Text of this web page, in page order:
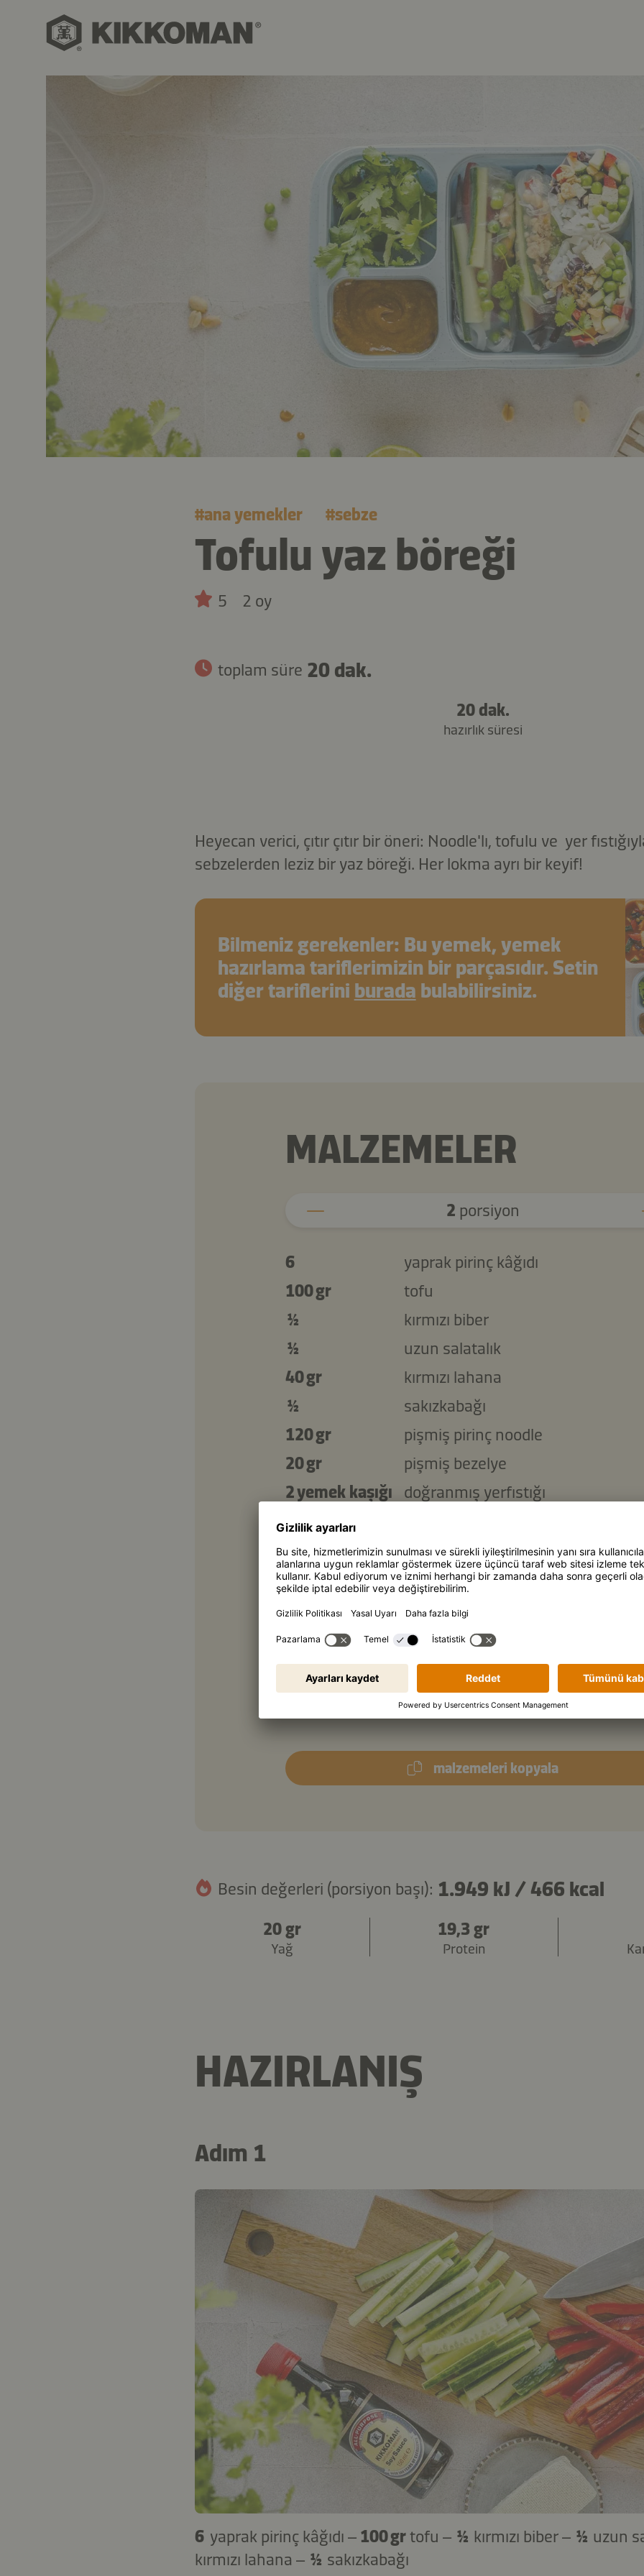
#ana yemekler #sebze
Tofulu yaz böreği
5 2 oy
toplam süre 20 dak.
20 dak.
hazırlık süresi
Heyecan verici, çıtır çıtır bir öneri: Noodle'lı, tofulu ve yer
sebzelerden leziz bir yaz böreği. Her lokma ayrı bir keyif!
Bilmeniz gerekenler: Bu yemek, yemek
hazırlama tariflerimizin bir parçasıdır. Setin
diğer tariflerini burada bulabilirsiniz.
MALZEMELER
2 porsiyon
6
yaprak pirinç kâğıdı
100 gr
tofu
½
kırmızı biber
½
uzun salatalık
40 gr
kırmızı lahana
½
sakızkabağı
120 gr
pişmiş pirinç noodle
20 gr
pişmiş bezelye
2 yemek kaşığı
doğranmış yerfıstığı
2 yemek kaşığı
2 yemek kaşığı Kikkoman Doğal Olarak Fermente
Sosu
1 yemek kaşığı
Kikkoman Kavrulmuş Susam Yağı
1 yemek kaşığı
akçaağaç şurubu
1 yemek kaşığı misket limonu suyu
1 yemek kaşığı fıstık ezmesi
malzemeleri kopyala
Besin değerleri (porsiyon başı): 1.949 kJ / 466 kcal
20 gr
Yağ
19,3 gr
Protein
HAZIRLANIŞ
Adım 1
6 yaprak pirinç kâğıdı – 100 grtofu – ½ kırmızı biber – ½ uzun
kırmızı lahana – ½ sakızkabağı